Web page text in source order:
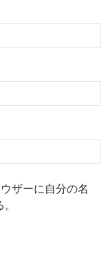
ザーに自分の名